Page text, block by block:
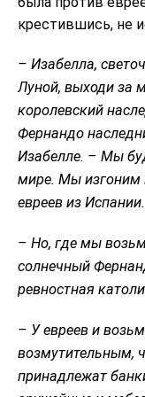
крестившись, не
– Изабелла,
Луной, выходи за
королевский
Фернандо
Изабелле. – Мы
мире. Мы изгоним
евреев из Испании.
– Но, где мы
солнечный
ревностная
– У евреев и
возмутительным,
принадлежат